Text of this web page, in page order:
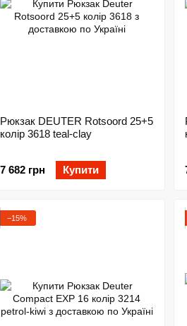
Рюкзак DEUTER Rotsoord 25+5
колір 3618 teal-clay
7 682 грн Купити
−15%